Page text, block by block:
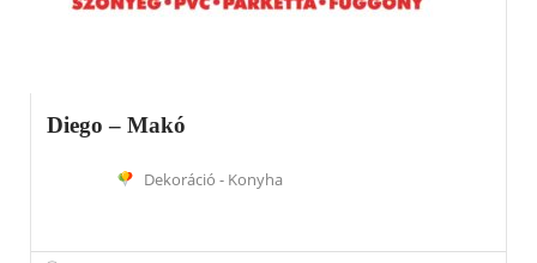
Diego – Makó
Dekoráció - Konyha